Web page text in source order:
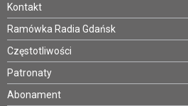
Kontakt
Ramówka Radia Gdańsk
Częstotliwości
Patronaty
Abonament